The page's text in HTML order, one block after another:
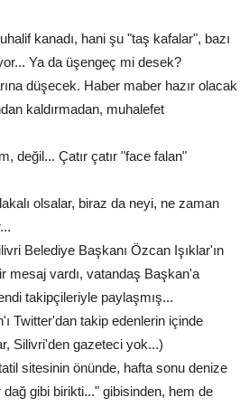
kanadı, hani şu "taş kafalar", bazı
Ya da üşengeç mi desek?
düşecek. Haber maber hazır olacak
kaldırmadan, muhalefet
değil... Çatır çatır "face falan"
olsalar, biraz da neyi, ne zaman
Belediye Başkanı Özcan Işıklar'ın
mesaj vardı, vatandaş Başkan'a
takipçileriyle paylaşmış...
Twitter'dan takip edenlerin içinde
Silivri'den gazeteci yok...)
sitesinin önünde, hafta sonu denize
dağ gibi birikti..." gibisinden, hem de